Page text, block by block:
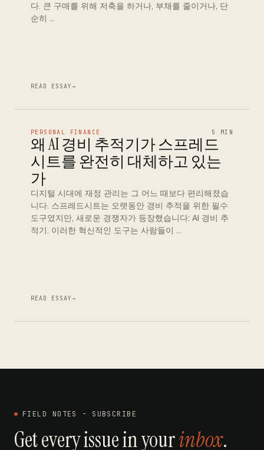
다. 큰 구매를 위해 저축을 하거나, 부채를 줄이거나, 단
순히 …
READ ESSAY→
PERSONAL FINANCE 5 MIN
왜 AI 경비 추적기가 스프레드
시트를 완전히 대체하고 있는
가
디지털 시대에 재정 관리는 그 어느 때보다 편리해졌습
니다. 스프레드시트는 오랫동안 경비 추적을 위한 필수
도구였지만, 새로운 경쟁자가 등장했습니다: AI 경비 추
적기. 이러한 혁신적인 도구는 사람들이 …
READ ESSAY→
FIELD NOTES - SUBSCRIBE
Get every issue in yourinbox.